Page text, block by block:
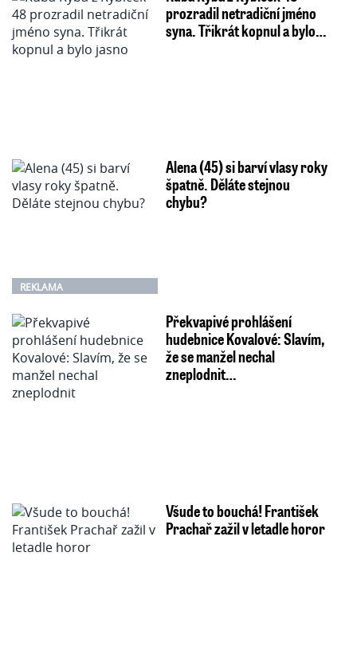
prozradil netradiční jméno
syna. Třikrát kopnul a bylo…
REKLAMA
Alena (45) si barví vlasy roky
špatně. Děláte stejnou
chybu?
Překvapivé prohlášení
hudebnice Kovalové: Slavím,
že se manžel nechal
zneplodnit…
Všude to bouchá! František
Prachař zažil v letadle horor